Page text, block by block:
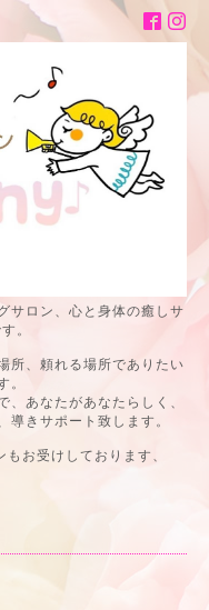
サロン、心と身体の癒しサ
。
所、頼れる場所でありたい
。
あなたがあなたらしく、
導きサポート致します。
お受けしております、